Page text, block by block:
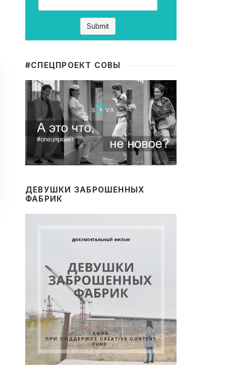
#CПЕЦПРОЕКТ СОВЫ
ДЕВУШКИ ЗАБРОШЕННЫХ
ФАБРИК